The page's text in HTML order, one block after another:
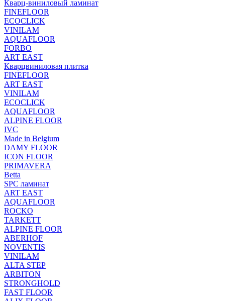
Кварц-виниловый ламинат
FINEFLOOR
ECOCLICK
VINILAM
AQUAFLOOR
FORBO
ART EAST
Кварцвиниловая плитка
FINEFLOOR
ART EAST
VINILAM
ECOCLICK
AQUAFLOOR
ALPINE FLOOR
IVC
Made in Belgium
DAMY FLOOR
ICON FLOOR
PRIMAVERA
Betta
SPC ламинат
ART EAST
AQUAFLOOR
ROCKO
TARKETT
ALPINE FLOOR
ABERHOF
NOVENTIS
VINILAM
ALTA STEP
ARBITON
STRONGHOLD
FAST FLOOR